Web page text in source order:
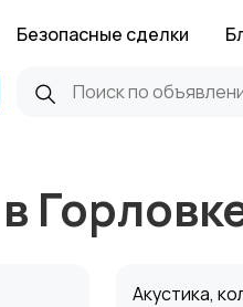
Безопасные сделки
Акустика,